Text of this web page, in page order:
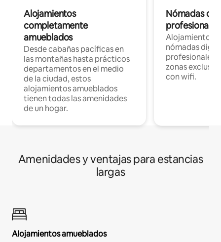
Alojamientos
completamente
amueblados
Desde cabañas pacíficas en
las montañas hasta prácticos
departamentos en el medio
de la ciudad, estos
alojamientos amueblados
tienen todas las amenidades
de un hogar.
Nómadas
Alojamientos
nómadas
profesionales
zonas
con wifi.
Amenidades y ventajas para estancias
largas
Alojamientos amueblados